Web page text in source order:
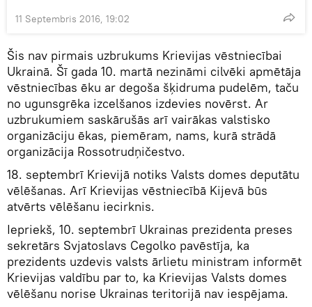
11 Septembris 2016, 19:02
Šis nav pirmais uzbrukums Krievijas vēstniecībai
Ukrainā. Šī gada 10. martā nezināmi cilvēki apmētāja
vēstniecības ēku ar degoša šķidruma pudelēm, taču
no ugunsgrēka izcelšanos izdevies novērst. Ar
uzbrukumiem saskārušās arī vairākas valstisko
organizāciju ēkas, piemēram, nams, kurā strādā
organizācija Rossotrudņičestvo.
18. septembrī Krievijā notiks Valsts domes deputātu
vēlēšanas. Arī Krievijas vēstniecībā Kijevā būs
atvērts vēlēšanu iecirknis.
Iepriekš, 10. septembrī Ukrainas prezidenta preses
sekretārs Svjatoslavs Cegolko pavēstīja, ka
prezidents uzdevis valsts ārlietu ministram informēt
Krievijas valdību par to, ka Krievijas Valsts domes
vēlēšanu norise Ukrainas teritorijā nav iespējama.